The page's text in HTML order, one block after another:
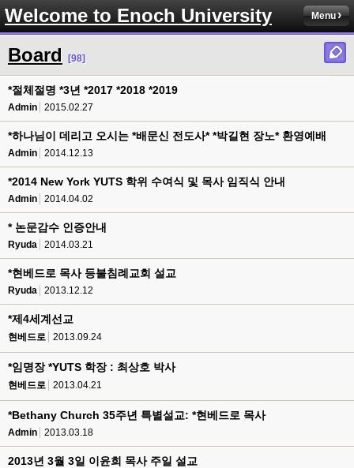
Welcome to Enoch University Menu
Board [98]
*절체절명 *3년 *2017 *2018 *2019
Admin 2015.02.27
*하나님이 데리고 오시는 *배문신 전도사* *박길현 장노* 환영예배
Admin 2014.12.13
*2014 New York YUTS 학위 수여식 및 목사 임직식 안내
Admin 2014.04.02
* 논문감수 인증안내
Ryuda 2014.03.21
*현베드로 목사 등불침례교회 설교
Ryuda 2013.12.12
*제4세계선교
현베드로 2013.09.24
*임명장 *YUTS 학장 : 최상호 박사
현베드로 2013.04.21
*Bethany Church 35주년 특별설교: *현베드로 목사
Admin 2013.03.18
2013년 3월 3일 이윤희 목사 주일 설교